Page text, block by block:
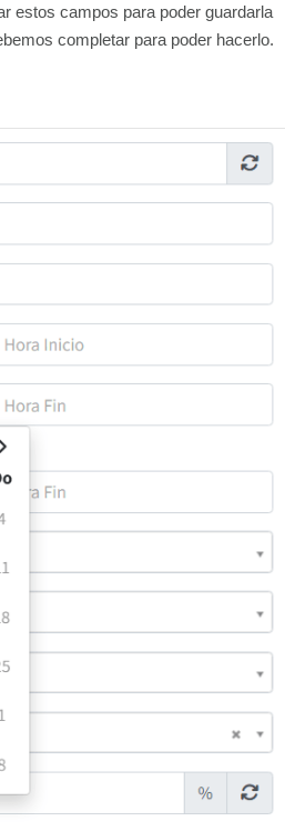
estos campos para poder guardarla
completar para poder hacerlo.